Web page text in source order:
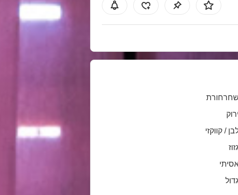
שחרחורת
ירוק
/ קווקזי
גזוז
גדול